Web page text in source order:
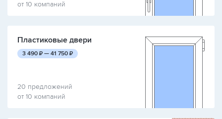
от 10 компаний
Пластиковые двери
3 490 руб.
₽ — 41 750 руб.
₽
20 предложений
от 10 компаний